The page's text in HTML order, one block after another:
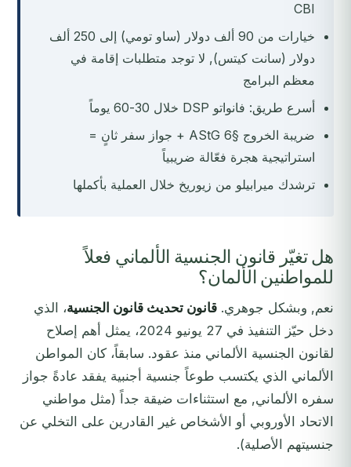
CBI
خيارات من 90 ألف دولار (ساو تومي) إلى 250 ألف
دولار (سانت كيتس), لا توجد متطلبات إقامة في
معظم البرامج
أسرع طريق: فانواتو DSP خلال 30-60 يوماً
ضريبة الخروج §6 AStG + جواز سفر ثانٍ =
استراتيجية هجرة فعّالة ضريبياً
ترشدك ميرابيلو من زيوريخ خلال العملية بأكملها
هل تغيّر قانون الجنسية الألماني فعلاً
للمواطنين الألمان؟
نعم, وبشكل جوهري. قانون تحديث قانون الجنسية، الذي
دخل حيّز التنفيذ في 27 يونيو 2024، يمثل أهم إصلاح
لقانون الجنسية الألماني منذ عقود. سابقاً، كان المواطن
الألماني الذي يكتسب طوعاً جنسية أجنبية يفقد عادةً جواز
سفره الألماني, مع استثناءات ضيقة جداً (مثل مواطني
الاتحاد الأوروبي أو الأشخاص غير القادرين على التخلي عن
جنسيتهم الأصلية).